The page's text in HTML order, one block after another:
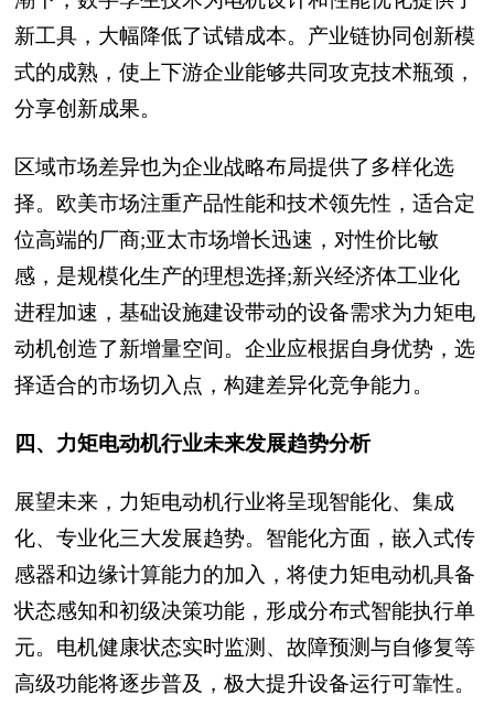
新工具，大幅降低了试错成本。产业链协同创新模
式的成熟，使上下游企业能够共同攻克技术瓶颈，
分享创新成果。
区域市场差异也为企业战略布局提供了多样化选
择。欧美市场注重产品性能和技术领先性，适合定
位高端的厂商;亚太市场增长迅速，对性价比敏
感，是规模化生产的理想选择;新兴经济体工业化
进程加速，基础设施建设带动的设备需求为力矩电
动机创造了新增量空间。企业应根据自身优势，选
择适合的市场切入点，构建差异化竞争能力。
四、力矩电动机行业未来发展趋势分析
展望未来，力矩电动机行业将呈现智能化、集成
化、专业化三大发展趋势。智能化方面，嵌入式传
感器和边缘计算能力的加入，将使力矩电动机具备
状态感知和初级决策功能，形成分布式智能执行单
元。电机健康状态实时监测、故障预测与自修复等
高级功能将逐步普及，极大提升设备运行可靠性。